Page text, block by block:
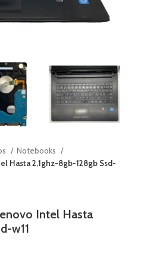
Notebooks
Hasta 2,1ghz-8gb-128gb Ssd-
Intel Hasta
w11